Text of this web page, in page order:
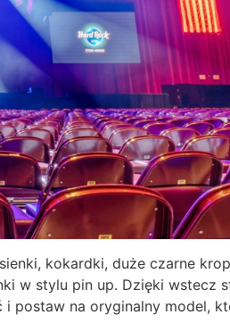
kokardki, duże czarne
w stylu pin up. Dzięki wstecz
postaw na oryginalny model,